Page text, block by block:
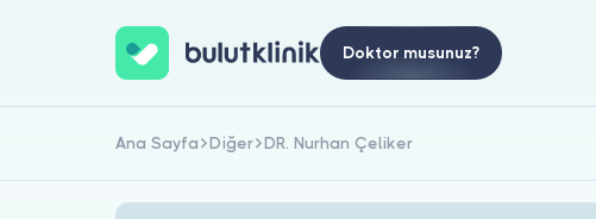
Doktor musunuz?
Ana Sayfa Diğer DR. Nurhan Çeliker